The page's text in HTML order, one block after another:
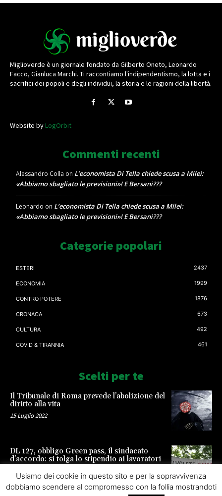
Miglioverde è un giornale fondato da Gilberto Oneto, Leonardo
Facco, Gianluca Marchi. Ti raccontiamo l'indipendentismo, la lotta e i
sacrifici dei popoli e degli individui, la storia e le ragioni della libertà.
Website byLogOrbit
Commenti recenti
Alessandro Colla on L’economista Di Tella chiede scusa a Milei:
«Abbiamo sbagliato le previsioni»! E Bersani???
Leonardo on L’economista Di Tella chiede scusa a Milei:
«Abbiamo sbagliato le previsioni»! E Bersani???
Categorie popolari
ESTERI 2437
ECONOMIA 1999
CONTRO POTERE 1876
CRONACA 673
CULTURA 492
COVID & TIRANNIA 461
Scelti per te
Il Tribunale di Roma prevede l’abolizione del
diritto alla vita
15 Luglio 2022
DL 127, obbligo Green pass, il sindacato
d’accordo: si tolga lo stipendio ai lavoratori
Usiamo dei cookie in questo sito e per la sopravvivenza
dobbiamo scendere al compromesso con la follia mostrandoti